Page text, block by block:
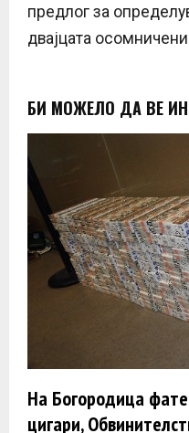
предлог за
двајцата
БИ МОЖЕЛО ДА ВЕ
На Богородица
цигари,